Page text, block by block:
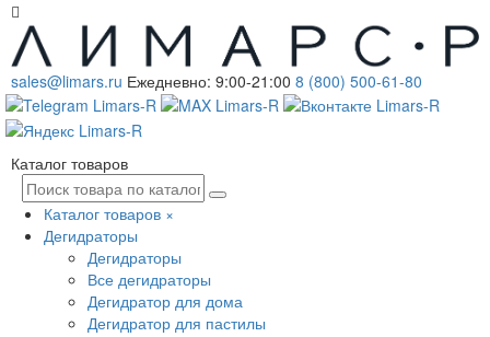
sales@limars.ru Ежедневно: 9:00-21:00 8 (800) 500-61-80
Каталог товаров
Каталог товаров ×
Дегидраторы
Дегидраторы
Все дегидраторы
Дегидратор для дома
Дегидратор для пастилы